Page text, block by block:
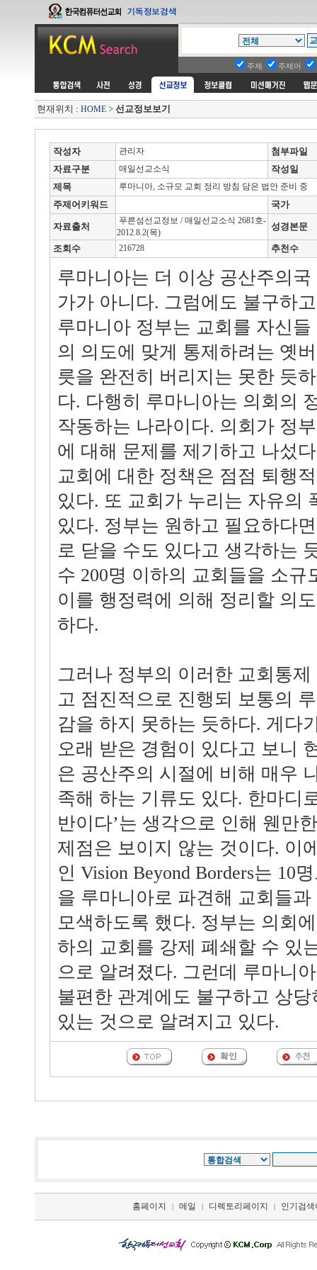
주제 주제어
현재위치 : HOME > 선교정보보기
작성자 관리자
첨부파일
자료구분
매일선교소식
작성일
제목
루마니아, 소규모 교회 정리 방침 담은 법안 준비 중
주제어키워드 국가
자료출처
푸른섬선교정보 / 매일선교소식 2681호-
2012.8.2(목)
성경본문
조회수 216728 추천수
루마니아는 더 이상 공산주의국
가가 아니다. 그럼에도 불구하고
루마니아 정부는 교회를 자신들
의 의도에 맞게 통제하려는 옛버
릇을 완전히 버리지는 못한 듯하
다. 다행히 루마니아는 의회의
작동하는 나라이다. 의회가 정
에 대해 문제를 제기하고 나섰
교회에 대한 정책은 점점 퇴행
있다. 또 교회가 누리는 자유의
있다. 정부는 원하고 필요하다
로 닫을 수도 있다고 생각하는
수 200명 이하의 교회들을 소규
이를 행정력에 의해 정리할 의
하다.
그러나 정부의 이러한 교회통
고 점진적으로 진행되 보통의
감을 하지 못하는 듯하다. 게다
오래 받은 경험이 있다고 보니
은 공산주의 시절에 비해 매우
족해 하는 기류도 있다. 한마디
반이다’는 생각으로 인해 웬만
제점은 보이지 않는 것이다. 이
인 Vision Beyond Borders는 10
을 루마니아로 파견해 교회들
모색하도록 했다. 정부는 의회
하의 교회를 강제 폐쇄할 수 있
으로 알려졌다. 그런데 루마니
불편한 관계에도 불구하고 상
있는 것으로 알려지고 있다.
홈페이지 | 메일 | 디렉토리페이지 | 인기검색